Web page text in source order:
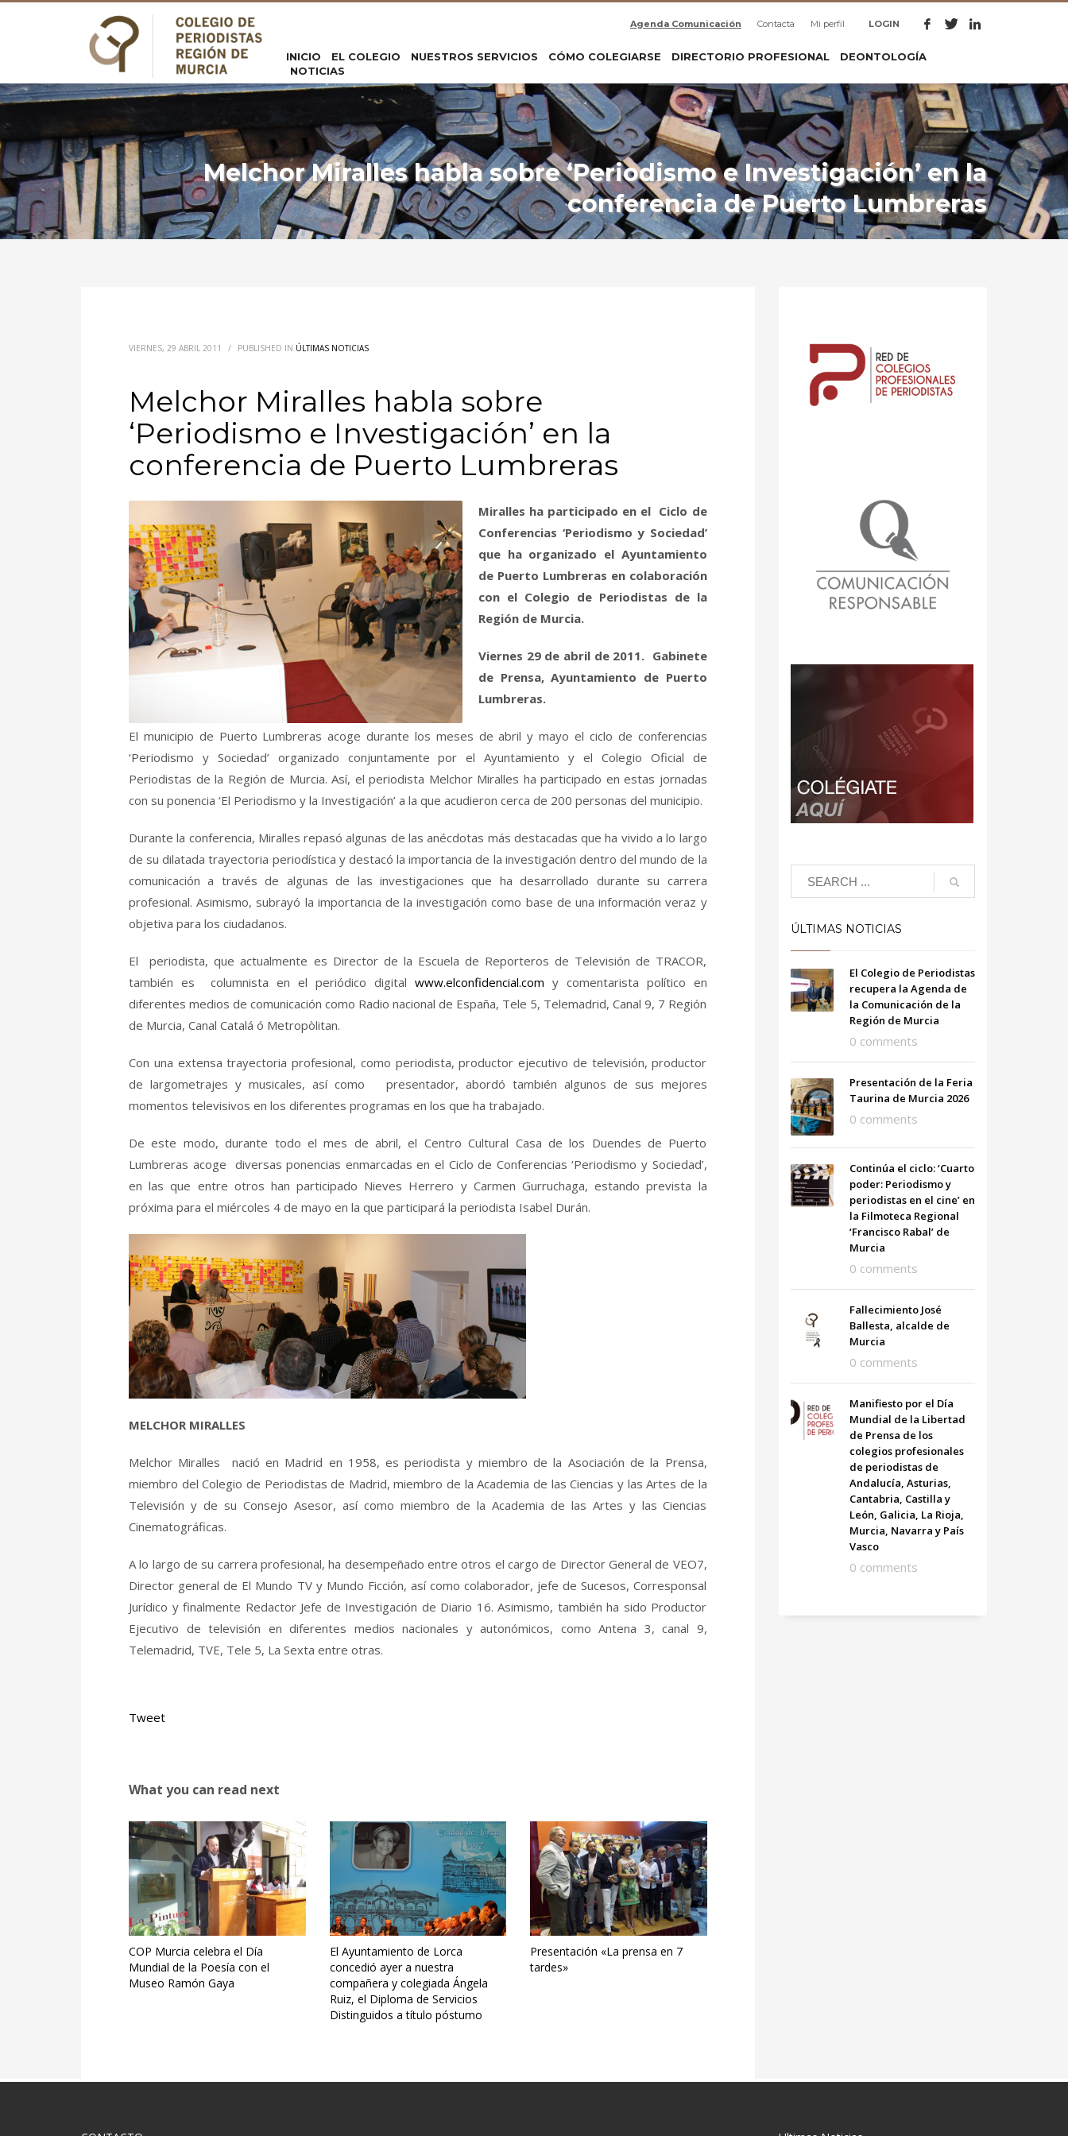
Agenda Comunicación Contacta Mi perfil LOGIN
INICIO EL COLEGIO NUESTROS SERVICIOS CÓMO COLEGIARSE DIRECTORIO PROFESIONAL
DEONTOLOGÍA
NOTICIAS
Melchor Miralles habla sobre ‘Periodismo e Investigación’ en la
conferencia de Puerto Lumbreras
VIERNES, 29 ABRIL 2011 / PUBLISHED IN ÚLTIMAS NOTICIAS
Melchor Miralles habla sobre
‘Periodismo e Investigación’ en la
conferencia de Puerto Lumbreras
Miralles ha participado en el Ciclo de
Conferencias ‘Periodismo y Sociedad’
que ha organizado el Ayuntamiento
de Puerto Lumbreras en colaboración
con el Colegio de Periodistas de la
Región de Murcia.
Viernes 29 de abril de 2011. Gabinete
de Prensa, Ayuntamiento de Puerto
Lumbreras.
El municipio de Puerto Lumbreras acoge durante los meses de abril y mayo el ciclo de conferencias
‘Periodismo y Sociedad’ organizado conjuntamente por el Ayuntamiento y el Colegio Oficial de
Periodistas de la Región de Murcia. Así, el periodista Melchor Miralles ha participado en estas jornadas
con su ponencia ‘El Periodismo y la Investigación’ a la que acudieron cerca de 200 personas del municipio.
Durante la conferencia, Miralles repasó algunas de las anécdotas más destacadas que ha vivido a lo largo
de su dilatada trayectoria periodística y destacó la importancia de la investigación dentro del mundo de la
comunicación a través de algunas de las investigaciones que ha desarrollado durante su carrera
profesional. Asimismo, subrayó la importancia de la investigación como base de una información veraz y
objetiva para los ciudadanos.
El periodista, que actualmente es Director de la Escuela de Reporteros de Televisión de TRACOR,
también es columnista en el periódico digital www.elconfidencial.com y comentarista político en
diferentes medios de comunicación como Radio nacional de España, Tele 5, Telemadrid, Canal 9, 7 Región
de Murcia, Canal Catalá ó Metropòlitan.
Con una extensa trayectoria profesional, como periodista, productor ejecutivo de televisión, productor
de largometrajes y musicales, así como presentador, abordó también algunos de sus mejores
momentos televisivos en los diferentes programas en los que ha trabajado.
De este modo, durante todo el mes de abril, el Centro Cultural Casa de los Duendes de Puerto
Lumbreras acoge diversas ponencias enmarcadas en el Ciclo de Conferencias ‘Periodismo y Sociedad’,
en las que entre otros han participado Nieves Herrero y Carmen Gurruchaga, estando prevista la
próxima para el miércoles 4 de mayo en la que participará la periodista Isabel Durán.
MELCHOR MIRALLES
Melchor Miralles nació en Madrid en 1958, es periodista y miembro de la Asociación de la Prensa,
miembro del Colegio de Periodistas de Madrid, miembro de la Academia de las Ciencias y las Artes de la
Televisión y de su Consejo Asesor, así como miembro de la Academia de las Artes y las Ciencias
Cinematográficas.
A lo largo de su carrera profesional, ha desempeñado entre otros el cargo de Director General de VEO7,
Director general de El Mundo TV y Mundo Ficción, así como colaborador, jefe de Sucesos, Corresponsal
Jurídico y finalmente Redactor Jefe de Investigación de Diario 16. Asimismo, también ha sido Productor
Ejecutivo de televisión en diferentes medios nacionales y autonómicos, como Antena 3, canal 9,
Telemadrid, TVE, Tele 5, La Sexta entre otras.
Tweet
What you can read next
COP Murcia celebra el Día
Mundial de la Poesía con el
Museo Ramón Gaya
El Ayuntamiento de Lorca
concedió ayer a nuestra
compañera y colegiada Ángela
Ruiz, el Diploma de Servicios
Distinguidos a título póstumo
Presentación «La prensa en 7
tardes»
ÚLTIMAS NOTICIAS
El Colegio de Periodistas
recupera la Agenda de
la Comunicación de la
Región de Murcia
0 comments
Presentación de la Feria
Taurina de Murcia 2026
0 comments
Continúa el ciclo: ‘Cuarto
poder: Periodismo y
periodistas en el cine’ en
la Filmoteca Regional
‘Francisco Rabal’ de
Murcia
0 comments
Fallecimiento José
Ballesta, alcalde de
Murcia
0 comments
Manifiesto por el Día
Mundial de la Libertad
de Prensa de los
colegios profesionales
de periodistas de
Andalucía, Asturias,
Cantabria, Castilla y
León, Galicia, La Rioja,
Murcia, Navarra y País
Vasco
0 comments